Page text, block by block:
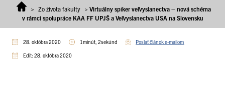
> Zo života fakulty > Virtuálny spíker veľvyslanectva – nová schéma
v rámci spolupráce KAA FF UPJŠ a Veľvyslanectva USA na Slovensku
28. októbra 2020 1minút, 2sekúnd Poslať článok e-mailom
Edit: 28. októbra 2020